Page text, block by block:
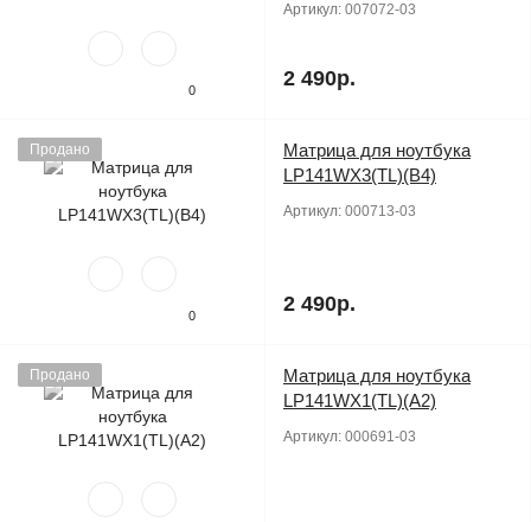
0
Артикул: 007072-03
2 490р.
Продано
0
Матрица для ноутбука
LP141WX3(TL)(B4)
Артикул: 000713-03
2 490р.
Продано
Матрица для ноутбука
LP141WX1(TL)(A2)
Артикул: 000691-03